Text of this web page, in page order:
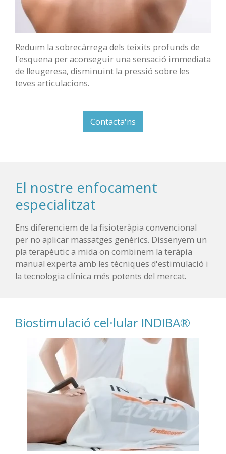
Reduïm la sobrecàrrega dels teixits profunds de
l'esquena per aconseguir una sensació immediata
de lleugeresa, disminuint la pressió sobre les
teves articulacions.
Contacta'ns
El nostre enfocament
especialitzat
Ens diferenciem de la fisioteràpia convencional
per no aplicar massatges genèrics. Dissenyem un
pla terapèutic a mida on combinem la teràpia
manual experta amb les tècniques d'estimulació i
la tecnologia clínica més potents del mercat.
Biostimulació cel·lular INDIBA®